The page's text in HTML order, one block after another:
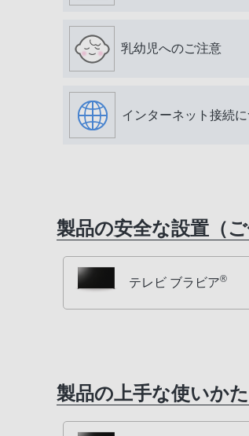
乳幼児へのご注意
インターネット接続
製品の安全な設置（ご
テレビ ブラビア®
製品の上手な使いかた